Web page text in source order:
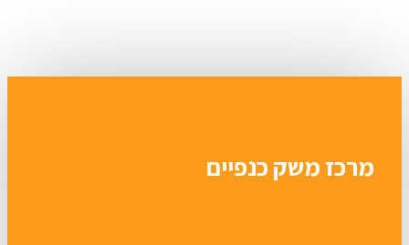
מרכז משק כנפיים